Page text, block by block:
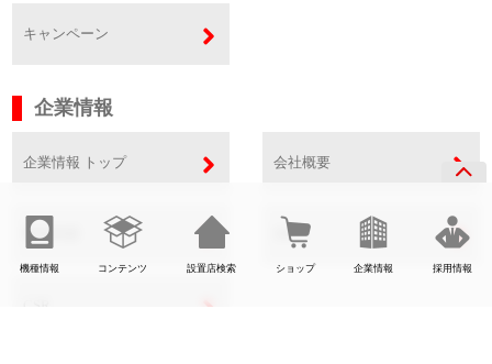
機種情報 コンテンツ 設置店検索 ショップ 企業情報 採用情報
キャンペーン
企業情報
企業情報 トップ 会社概要
事業内容 SDGs